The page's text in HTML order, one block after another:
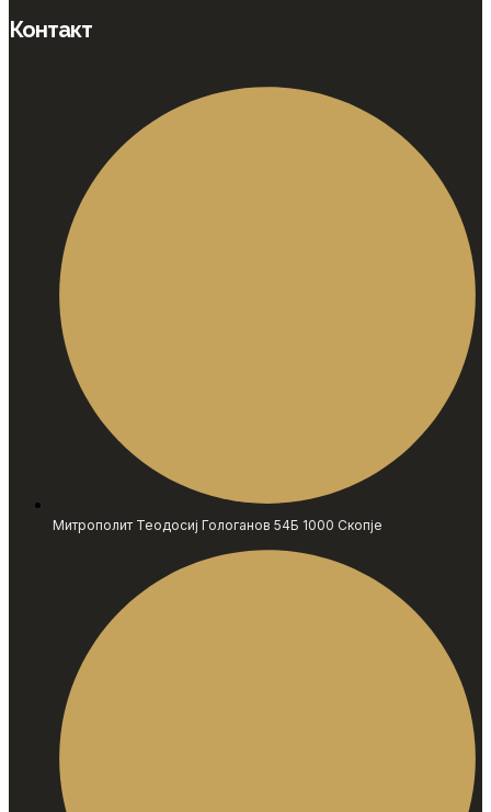
Контакт
Митрополит Теодосиј Гологанов 54Б 1000 Скопје